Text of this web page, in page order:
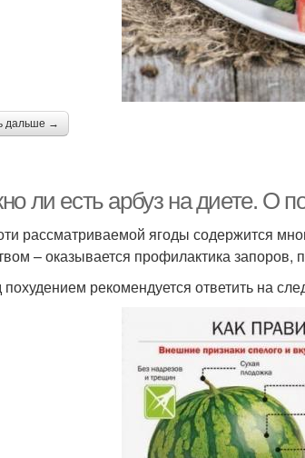
дальше →
ли есть арбуз на диете. О
рассматриваемой ягоды содержится
– оказывается профилактика
рекомендуется ответить на